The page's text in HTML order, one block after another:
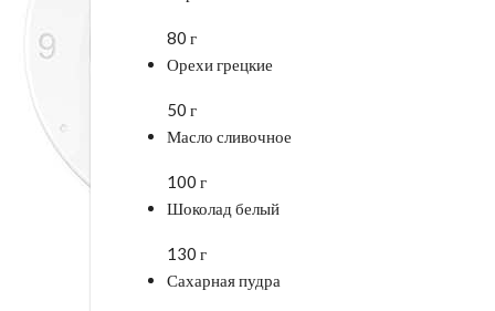
80 г
Орехи грецкие
50 г
Масло сливочное
100 г
Шоколад белый
130 г
Сахарная пудра